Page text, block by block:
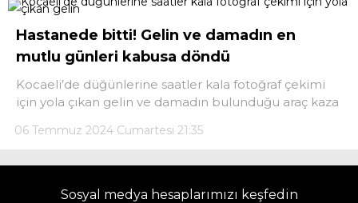
Hastanede bitti! Gelin ve damadın en
mutlu günleri kabusa döndü
Kocaeli’de düğünlerine saatler kala fotoğraf çekimi
için yola çıkan gelin ve damadın bulunduğu araç kaza
06 Temmuz 2024 Cumartesi 21:35
Sosyal medya hesaplarımızı keşfedin